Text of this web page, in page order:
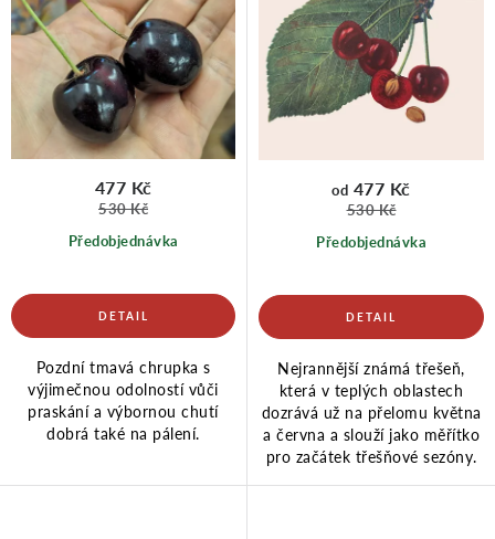
o
t
ů
r
k
Předobjednávka
477 Kč
530 Kč
Pozdní tmavá chrupka s
výjimečnou odolností vůči
praskání a výbornou chutí
dobrá také na pálení.
Předobjednávka
od 477 Kč
530 Kč
Nejrannější známá třešeň,
která v teplých oblastech
dozrává už na přelomu května
a června a slouží jako měřítko
pro začátek třešňové sezóny.